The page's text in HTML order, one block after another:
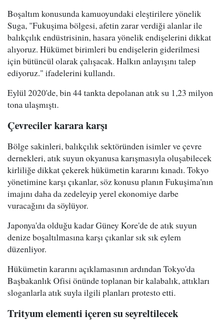
Boşaltım konusunda kamuoyundaki eleştirilere yönelik
Suga, "Fukuşima bölgesi, afetin zarar verdiği alanlar ile
balıkçılık endüstrisinin, hasara yönelik endişelerini dikkat
alıyoruz. Hükümet birimleri bu endişelerin giderilmesi
için bütüncül olarak çalışacak. Halkın anlayışını talep
ediyoruz." ifadelerini kullandı.
Eylül 2020'de, bin 44 tankta depolanan atık su 1,23 milyon
tona ulaşmıştı.
Çevreciler karara karşı
Bölge sakinleri, balıkçılık sektöründen isimler ve çevre
dernekleri, atık suyun okyanusa karışmasıyla oluşabilecek
kirliliğe dikkat çekerek hükümetin kararını kınadı. Tokyo
yönetimine karşı çıkanlar, söz konusu planın Fukuşima'nın
imajını daha da zedeleyip yerel ekonomiye darbe
vuracağını da söylüyor.
Japonya'da olduğu kadar Güney Kore'de de atık suyun
denize boşaltılmasına karşı çıkanlar sık sık eylem
düzenliyor.
Hükümetin kararını açıklamasının ardından Tokyo'da
Başbakanlık Ofisi önünde toplanan bir kalabalık, attıkları
sloganlarla atık suyla ilgili planları protesto etti.
Trityum elementi içeren su seyreltilecek